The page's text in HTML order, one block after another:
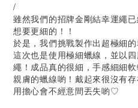
/
雖然我們的招牌金剛結幸運繩
想要更細的！！
於是，我們挑戰製作出超極細
這次也是使用極細蠟線，並以
繩！成品真的很細，手感細細
親膚的蠟線喲！戴起來很沒有
用擔心會不經意間丟失喲♡